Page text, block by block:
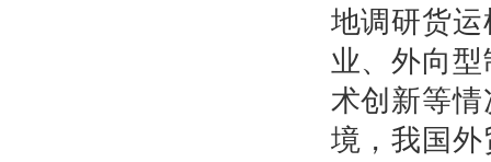
地调研货
业、外向
术创新等
境，我国